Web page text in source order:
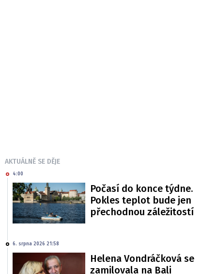
AKTUÁLNĚ SE DĚJE
4:00
Počasí do konce týdne.
Pokles teplot bude jen
přechodnou záležitostí
6. srpna 2026 21:58
Helena Vondráčková se
zamilovala na Bali